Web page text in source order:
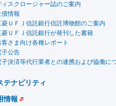
ィスクロージャー誌のご案内
債情報
菱ＵＦＪ信託銀行信託博物館のご案内
菱ＵＦＪ信託銀行が発刊した書籍
客さま向け各種レポート
子公告
子決済等代行業者との連携および協働に
テナビリティ
情報